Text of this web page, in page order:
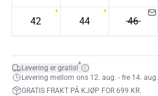
42 44 46
Levering er gratis!*
Levering mellom ons 12. aug. - fre 14. aug.
GRATIS FRAKT PÅ KJØP FOR 699 KR.